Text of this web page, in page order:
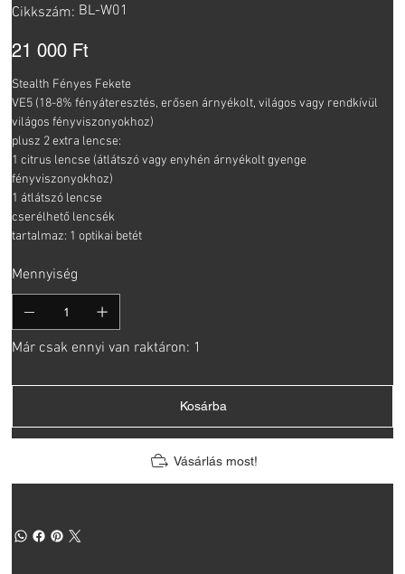
Cikkszám: Cikkszám:
BL-
BL-W01
Ár
21 000 Ft
Stealth Fényes Fekete
VE5 (18-8% fényáteresztés, erősen árnyékolt, világos vagy rendkívül
világos fényviszonyokhoz)
plusz 2 extra lencse:
1 citrus lencse (átlátszó vagy enyhén árnyékolt gyenge
fényviszonyokhoz)
1 átlátszó lencse
cserélhető lencsék
tartalmaz: 1 optikai betét
Mennyiség
Már csak ennyi van raktáron: 1
Kosárba
Vásárlás most!